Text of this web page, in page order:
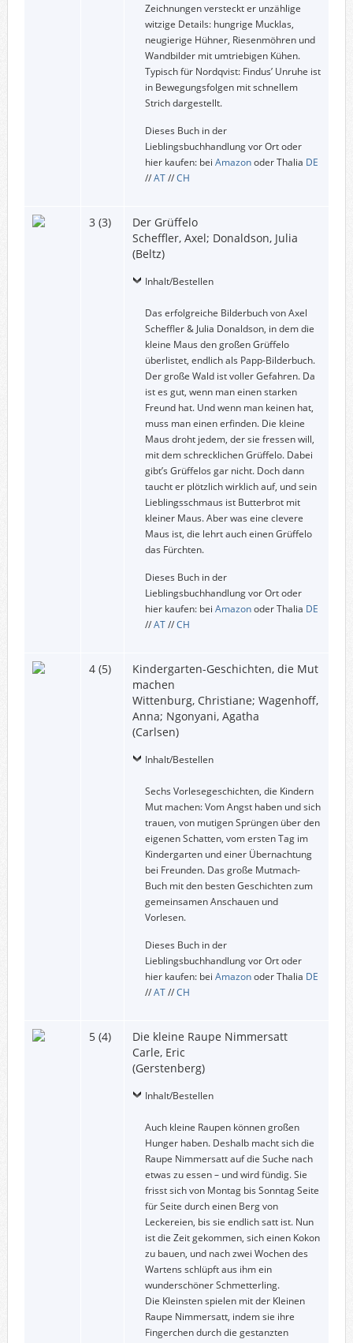
Zeichnungen versteckt er unzählige
witzige Details: hungrige Mucklas,
neugierige Hühner, Riesenmöhren und
Wandbilder mit umtriebigen Kühen.
Typisch für Nordqvist: Findus’ Unruhe ist
in Bewegungsfolgen mit schnellem
Strich dargestellt.
Dieses Buch in der
Lieblingsbuchhandlung vor Ort oder
hier kaufen: bei Amazonoder Thalia DE
//AT//CH
3 (3)
Der Grüffelo
Scheffler, Axel; Donaldson, Julia
(Beltz)
Inhalt/Bestellen
Das erfolgreiche Bilderbuch von Axel
Scheffler & Julia Donaldson, in dem die
kleine Maus den großen Grüffelo
überlistet, endlich als Papp-Bilderbuch.
Der große Wald ist voller Gefahren. Da
ist es gut, wenn man einen starken
Freund hat. Und wenn man keinen hat,
muss man einen erfinden. Die kleine
Maus droht jedem, der sie fressen will,
mit dem schrecklichen Grüffelo. Dabei
gibt’s Grüffelos gar nicht. Doch dann
taucht er plötzlich wirklich auf, und sein
Lieblingsschmaus ist Butterbrot mit
kleiner Maus. Aber was eine clevere
Maus ist, die lehrt auch einen Grüffelo
das Fürchten.
Dieses Buch in der
Lieblingsbuchhandlung vor Ort oder
hier kaufen: bei Amazonoder Thalia DE
//AT//CH
4 (5)
Kindergarten-Geschichten, die Mut
machen
Wittenburg, Christiane; Wagenhoff,
Anna; Ngonyani, Agatha
(Carlsen)
Inhalt/Bestellen
Sechs Vorlesegeschichten, die Kindern
Mut machen: Vom Angst haben und sich
trauen, von mutigen Sprüngen über den
eigenen Schatten, vom ersten Tag im
Kindergarten und einer Übernachtung
bei Freunden. Das große Mutmach-
Buch mit den besten Geschichten zum
gemeinsamen Anschauen und
Vorlesen.
Dieses Buch in der
Lieblingsbuchhandlung vor Ort oder
hier kaufen: bei Amazonoder Thalia DE
//AT//CH
5 (4)
Die kleine Raupe Nimmersatt
Carle, Eric
(Gerstenberg)
Inhalt/Bestellen
Auch kleine Raupen können großen
Hunger haben. Deshalb macht sich die
Raupe Nimmersatt auf die Suche nach
etwas zu essen – und wird fündig. Sie
frisst sich von Montag bis Sonntag Seite
für Seite durch einen Berg von
Leckereien, bis sie endlich satt ist. Nun
ist die Zeit gekommen, sich einen Kokon
zu bauen, und nach zwei Wochen des
Wartens schlüpft aus ihm ein
wunderschöner Schmetterling.
Die Kleinsten spielen mit der Kleinen
Raupe Nimmersatt, indem sie ihre
Fingerchen durch die gestanzten